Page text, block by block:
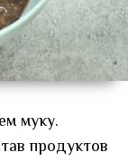
муку.
продуктов